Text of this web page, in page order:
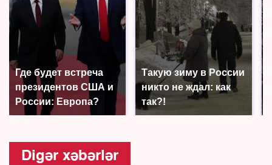
Где будет встреча
президентов США и
России: Европа?
Такую зиму в России
никто не ждал: как
так?!
Digər xəbərlər